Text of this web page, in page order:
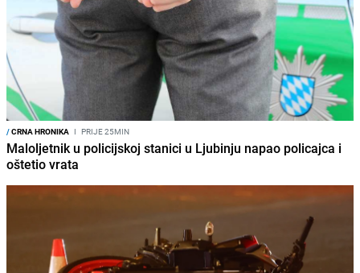
/CRNA HRONIKA I PRIJE 25MIN
Maloljetnik u policijskoj stanici u Ljubinju napao policajca i
oštetio vrata